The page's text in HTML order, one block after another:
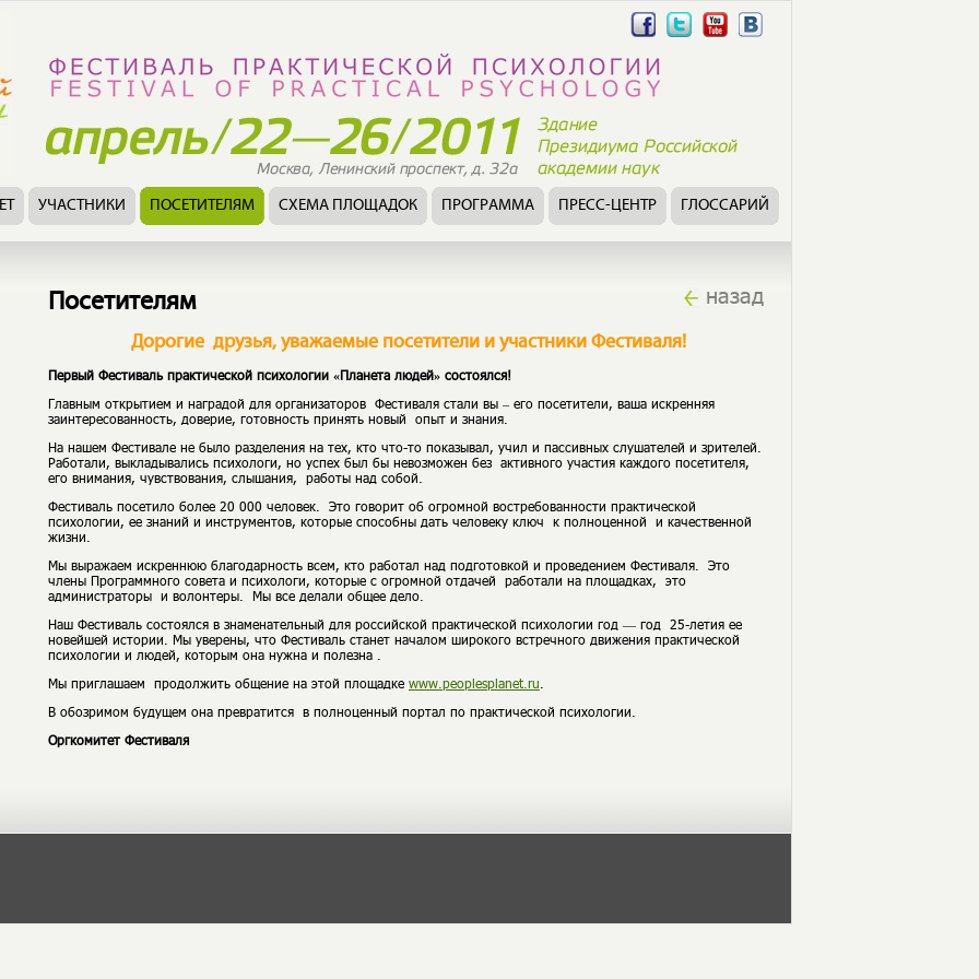
УЧАСТНИКИ ПОСЕТИТЕЛЯМ СХЕМА ПЛОЩАДОК ПРОГРАММА ПРЕСС-ЦЕНТР ГЛОССАРИЙ
назад
Посетителям
Дорогие друзья, уважаемые посетители и участники Фестиваля!
Первый Фестиваль практической психологии «Планета людей» состоялся!
Главным открытием и наградой для организаторов Фестиваля стали вы – его посетители, ваша искренняя
заинтересованность, доверие, готовность принять новый опыт и знания.
На нашем Фестивале не было разделения на тех, кто что-то показывал, учил и пассивных слушателей и зрителей.
Работали, выкладывались психологи, но успех был бы невозможен без активного участия каждого посетителя,
его внимания, чувствования, слышания, работы над собой.
Фестиваль посетило более 20 000 человек. Это говорит об огромной востребованности практической
психологии, ее знаний и инструментов, которые способны дать человеку ключ к полноценной и качественной
жизни.
Мы выражаем искреннюю благодарность всем, кто работал над подготовкой и проведением Фестиваля. Это
члены Программного совета и психологи, которые с огромной отдачей работали на площадках, это
администраторы и волонтеры. Мы все делали общее дело.
Наш Фестиваль состоялся в знаменательный для российской практической психологии год — год 25-летия ее
новейшей истории. Мы уверены, что Фестиваль станет началом широкого встречного движения практической
психологии и людей, которым она нужна и полезна .
Мы приглашаем продолжить общение на этой площадке www .peoplesplanet .ru
В обозримом будущем она превратится в полноценный портал по практической психологии.
Оргкомитет Фестиваля